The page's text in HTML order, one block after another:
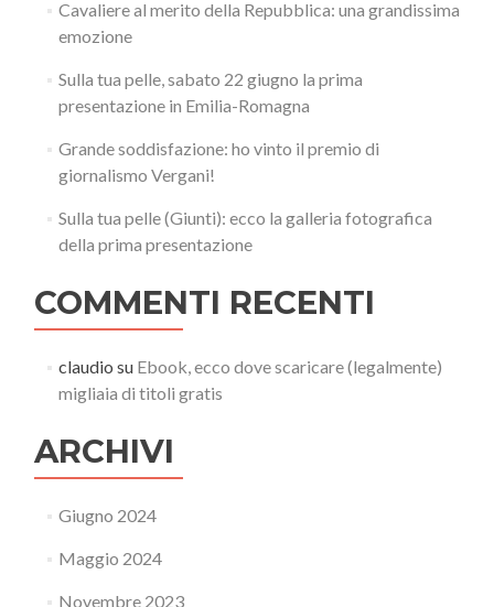
Cavaliere al merito della Repubblica: una grandissima
emozione
Sulla tua pelle, sabato 22 giugno la prima
presentazione in Emilia-Romagna
Grande soddisfazione: ho vinto il premio di
giornalismo Vergani!
Sulla tua pelle (Giunti): ecco la galleria fotografica
della prima presentazione
COMMENTI RECENTI
claudio su Ebook, ecco dove scaricare (legalmente)
migliaia di titoli gratis
ARCHIVI
Giugno 2024
Maggio 2024
Novembre 2023